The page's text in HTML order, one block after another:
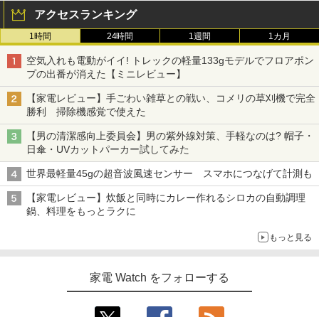
アクセスランキング
1時間 24時間 1週間 1カ月
空気入れも電動がイイ! トレックの軽量133gモデルでフロアポン
プの出番が消えた【ミニレビュー】
【家電レビュー】手ごわい雑草との戦い、コメリの草刈機で完全
勝利 掃除機感覚で使えた
【男の清潔感向上委員会】男の紫外線対策、手軽なのは? 帽子・
日傘・UVカットパーカー試してみた
世界最軽量45gの超音波風速センサー スマホにつなげて計測も
【家電レビュー】炊飯と同時にカレー作れるシロカの自動調理
鍋、料理をもっとラクに
もっと見る
家電 Watch をフォローする